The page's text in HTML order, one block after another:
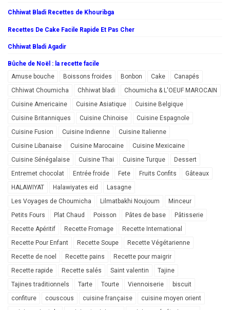
Chhiwat Bladi Recettes de Khouribga
Recettes De Cake Facile Rapide Et Pas Cher
Chhiwat Bladi Agadir
Bûche de Noël : la recette facile
Amuse bouche
Boissons froides Bonbon Cake
Canapés
Chhiwat Choumicha
Chhiwat bladi
Choumicha & L'OEUF MAROCAIN
Cuisine Americaine
Cuisine Asiatique
Cuisine Belgique
Cuisine Britanniques
Cuisine Chinoise
Cuisine Espagnole
Cuisine Fusion
Cuisine Indienne
Cuisine Italienne
Cuisine Libanaise
Cuisine Marocaine
Cuisine Mexicaine
Cuisine Sénégalaise
Cuisine Thai Cuisine Turque
Dessert
Entremet chocolat
Entrée froide Fete Fruits Confits
Gâteaux
HALAWIYAT
Halawiyates eid
Lasagne
Les Voyages de Choumicha
Lilmatbakhi Noujoum
Minceur
Petits Fours
Plat Chaud Poisson Pâtes de base
Pâtisserie
Recette Apéritif
Recette Fromage
Recette International
Recette Pour Enfant
Recette Soupe
Recette Végétarienne
Recette de noel
Recette pains
Recette pour maigrir
Recette rapide
Recette salés Saint valentin
Tajine
Tajines traditionnels
Tarte Tourte Viennoiserie
biscuit
confiture
couscous cuisine française
cuisine moyen orient